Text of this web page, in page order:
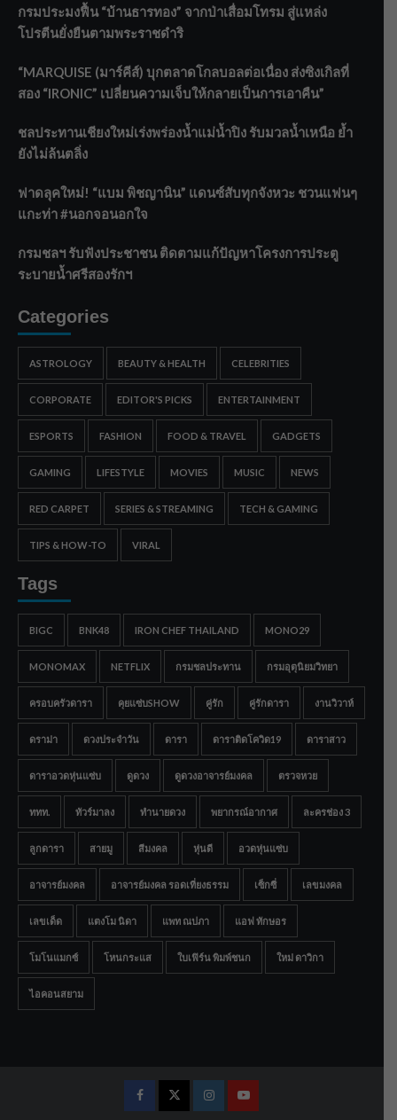
กรมประมงฟื้น “บ้านธารทอง” จากป่าเสื่อมโทรม สู่แหล่ง
โปรตีนยั่งยืนตามพระราชดำริ
“MARQUISE (มาร์คีส์) บุกตลาดโกลบอลต่อเนื่อง ส่งซิงเกิลที่
สอง “IRONIC” เปลี่ยนความเจ็บให้กลายเป็นการเอาคืน”
ชลประทานเชียงใหม่เร่งพร่องน้ำแม่น้ำปิง รับมวลน้ำเหนือ ย้ำ
ยังไม่ล้นตลิ่ง
ฟาดลุคใหม่! “แบม พิชญานิน” แดนซ์สับทุกจังหวะ ชวนแฟนๆ
แกะท่า #นอกจอนอกใจ
กรมชลฯ รับฟังประชาชน ติดตามแก้ปัญหาโครงการประตู
ระบายน้ำศรีสองรักฯ
Categories
ASTROLOGY BEAUTY & HEALTH CELEBRITIES
CORPORATE EDITOR'S PICKS ENTERTAINMENT
ESPORTS FASHION FOOD & TRAVEL GADGETS
GAMING LIFESTYLE MOVIES MUSIC NEWS
RED CARPET SERIES & STREAMING TECH & GAMING
TIPS & HOW-TO VIRAL
Tags
BIGC BNK48 IRON CHEF THAILAND MONO29
MONOMAX NETFLIX กรมชลประทาน กรมอุตุนิยมวิทยา
ครอบครัวดารา คุยแซ่บSHOW คู่รัก คู่รักดารา งานวิวาห์
ดราม่า ดวงประจำวัน ดารา ดาราติดโควิด19 ดาราสาว
ดาราอวดหุ่นแซ่บ ดูดวง ดูดวงอาจารย์มงคล ตรวจหวย
ททท. ทัวร์มาลง ทำนายดวง พยากรณ์อากาศ ละครช่อง 3
ลูกดารา สายมู สีมงคล หุ่นดี อวดหุ่นแซ่บ
อาจารย์มงคล อาจารย์มงคล รอดเที่ยงธรรม เซ็กซี่ เลขมงคล
เลขเด็ด แตงโม นิดา แพท ณปภา แอฟ ทักษอร
โมโนแมกซ์ โหนกระแส ใบเฟิร์น พิมพ์ชนก ใหม่ ดาวิกา
ไอคอนสยาม
FacebookTwitterInstagramYoutube